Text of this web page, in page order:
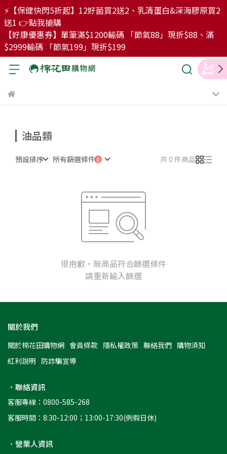
⚡【保健快閃5折起】12好菌買2送2、乳清蛋白&深海膠原買2
送1 👉點我搶購
【好康優惠券】單筆滿$1200輸碼 「節氣88」現折$88、滿
$2999輸碼 「節氣199」現折$199
油品類
預設排序 所有篩選條件 共 0 件商品
很抱歉，無商品符合篩選條件
請重新輸入篩選
關於我們
關於棉花田購物網 會員條款 隱私權政策 聯絡我們 購物須知
紅利說明 防詐騙宣導
．聯絡資訊
客服專線：0800-585-268
客服時間：8:30-12:00；13:00-17:30(例假日休)
．營業人資訊